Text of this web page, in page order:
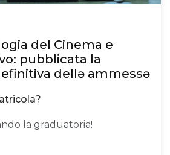
del Cinema e
pubblicata la
dellə ammessə
la graduatoria!